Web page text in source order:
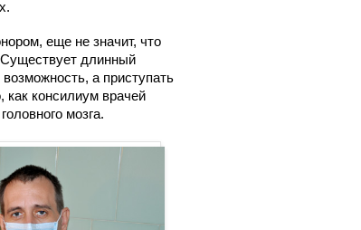
еще не значит, что
Существует длинный
а приступать
консилиум врачей
мозга.